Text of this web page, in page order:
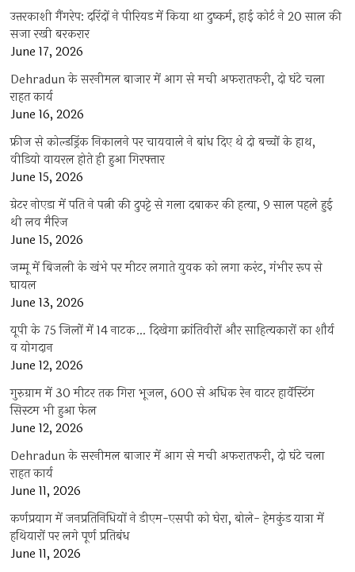
उत्तरकाशी गैंगरेप: दरिंदों ने पीरियड में किया था दुष्कर्म, हाई कोर्ट ने 20 साल की
सजा रखी बरकरार
June 17, 2026
Dehradun के सरनीमल बाजार में आग से मची अफरातफरी, दो घंटे चला
राहत कार्य
June 16, 2026
फ्रीज से कोल्डड्रिंक निकालने पर चायवाले ने बांध दिए थे दो बच्चों के हाथ,
वीडियो वायरल होते ही हुआ गिरफ्तार
June 15, 2026
ग्रेटर नोएडा में पति ने पत्नी की दुपट्टे से गला दबाकर की हत्या, 9 साल पहले हुई
थी लव मैरिज
June 15, 2026
जम्मू में बिजली के खंभे पर मीटर लगाते युवक को लगा करंट, गंभीर रूप से
घायल
June 13, 2026
यूपी के 75 जिलों में 14 नाटक… दिखेगा क्रांतिवीरों और साहित्यकारों का शौर्य
व योगदान
June 12, 2026
गुरुग्राम में 30 मीटर तक गिरा भूजल, 600 से अधिक रेन वाटर हार्वेस्टिंग
सिस्टम भी हुआ फेल
June 12, 2026
Dehradun के सरनीमल बाजार में आग से मची अफरातफरी, दो घंटे चला
राहत कार्य
June 11, 2026
कर्णप्रयाग में जनप्रतिनिधियों ने डीएम-एसपी को घेरा, बोले- हेमकुंड यात्रा में
हथियारों पर लगे पूर्ण प्रतिबंध
June 11, 2026